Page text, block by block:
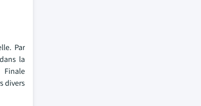
Par
la
divers